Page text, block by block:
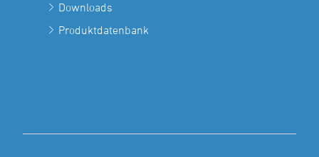
Downloads
Produktdatenbank